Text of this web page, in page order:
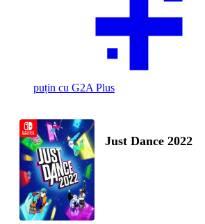
puțin cu G2A Plus
Just Dance 2022